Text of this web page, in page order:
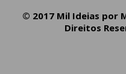
© 2017 Mil Ideias por
Direitos